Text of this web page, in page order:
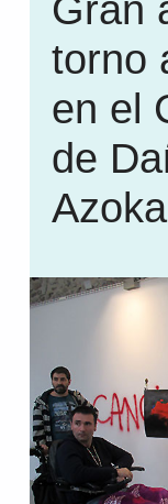
Gran
torno
en el
de
Azoka